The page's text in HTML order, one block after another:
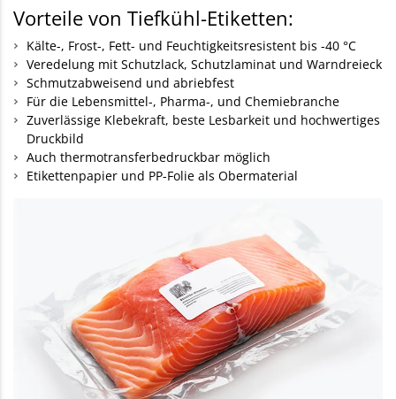
Vorteile von Tiefkühl-Etiketten:
Kälte-, Frost-, Fett- und Feuchtigkeitsresistent bis -40 °C
Veredelung mit Schutzlack, Schutzlaminat und Warndreieck
Schmutzabweisend und abriebfest
Für die Lebensmittel-, Pharma-, und Chemiebranche
Zuverlässige Klebekraft, beste Lesbarkeit und hochwertiges
Druckbild
Auch thermotransferbedruckbar möglich
Etikettenpapier und PP-Folie als Obermaterial